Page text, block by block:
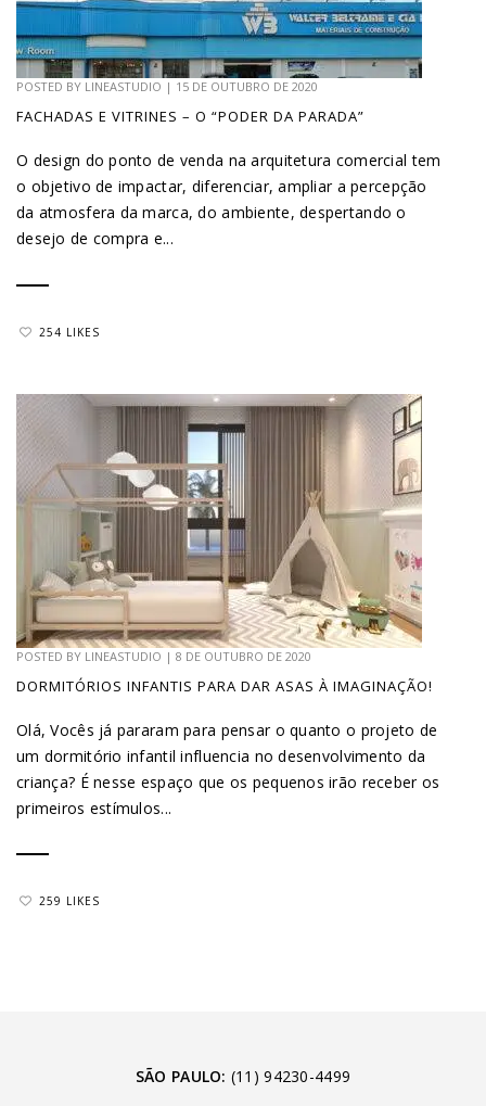
POSTED BY LINEASTUDIO | 15 DE OUTUBRO DE 2020
FACHADAS E VITRINES – O “PODER DA PARADA”
O design do ponto de venda na arquitetura comercial tem
o objetivo de impactar, diferenciar, ampliar a percepção
da atmosfera da marca, do ambiente, despertando o
desejo de compra e...
254 LIKES
POSTED BY LINEASTUDIO | 8 DE OUTUBRO DE 2020
DORMITÓRIOS INFANTIS PARA DAR ASAS À IMAGINAÇÃO!
Olá, Vocês já pararam para pensar o quanto o projeto de
um dormitório infantil influencia no desenvolvimento da
criança? É nesse espaço que os pequenos irão receber os
primeiros estímulos...
259 LIKES
SÃO PAULO: (11) 94230-4499